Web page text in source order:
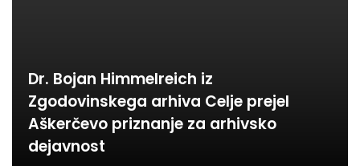
Dr. Bojan Himmelreich iz
Zgodovinskega arhiva Celje prejel
Aškerčevo priznanje za arhivsko
dejavnost